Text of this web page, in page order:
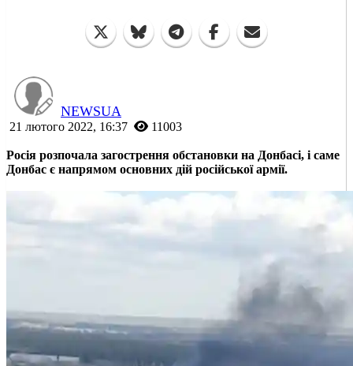
NEWSUA
21 лютого 2022, 16:37 11003
Росія розпочала загострення обстановки на Донбасі, і саме
Донбас є напрямом основних дій російської армії.